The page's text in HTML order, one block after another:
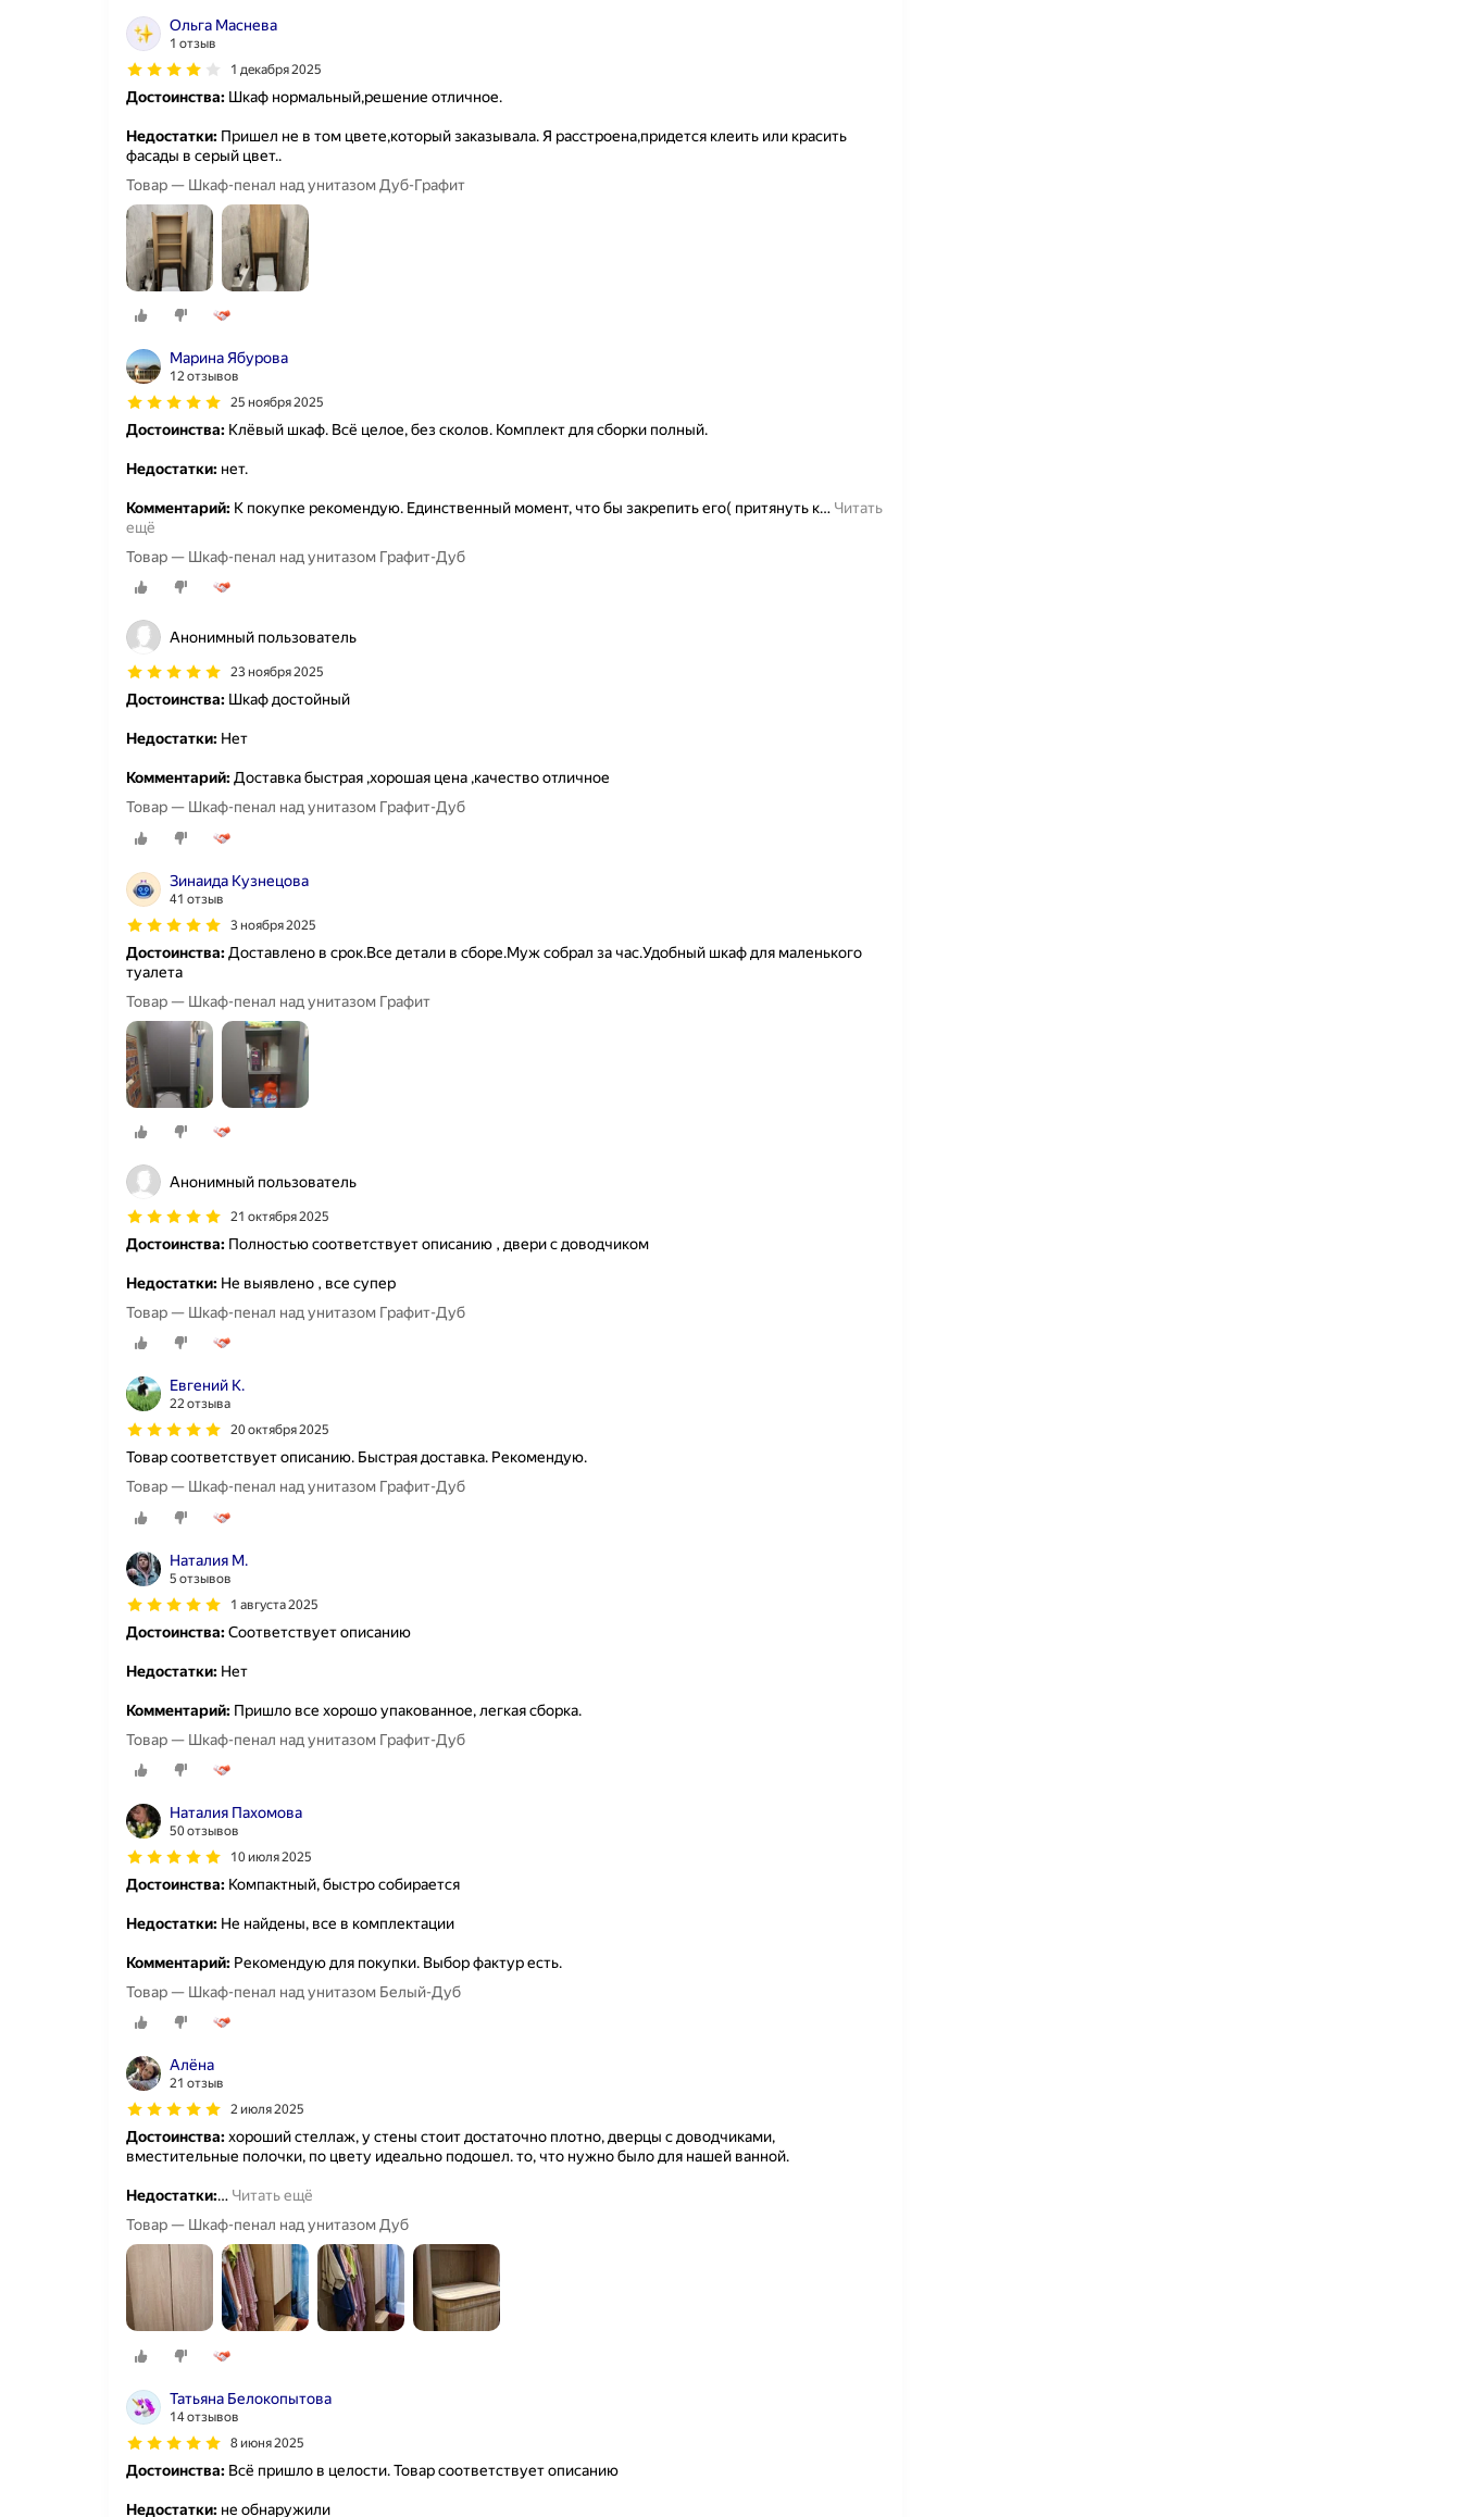
Ольга Маснева
1 отзыв
1 декабря 2025
Достоинства: Шкаф нормальный,решение отличное.
Недостатки: Пришел не в том цвете,который заказывала. Я расстроена,придется клеить или красить
фасады в серый цвет..
Товар — Шкаф-пенал над унитазом Дуб-Графит
Марина Ябурова
12 отзывов
25 ноября 2025
Достоинства: Клёвый шкаф. Всё целое, без сколов. Комплект для сборки полный.
Недостатки: нет.
Комментарий: К покупке рекомендую. Единственный момент, что бы закрепить его( притянуть к… Читать
ещё
Товар — Шкаф-пенал над унитазом Графит-Дуб
Анонимный пользователь
23 ноября 2025
Достоинства: Шкаф достойный
Недостатки: Нет
Комментарий:Доставка быстрая ,хорошая цена ,качество отличное
Товар — Шкаф-пенал над унитазом Графит-Дуб
Зинаида Кузнецова
41 отзыв
3 ноября 2025
Достоинства:Доставлено в срок.Все детали в сборе.Муж собрал за час.Удобный шкаф для маленького
туалета
Товар — Шкаф-пенал над унитазом Графит
Анонимный пользователь
21 октября 2025
Достоинства: Полностью соответствует описанию , двери с доводчиком
Недостатки: Не выявлено , все супер
Товар — Шкаф-пенал над унитазом Графит-Дуб
Евгений К.
22 отзыва
20 октября 2025
Товар соответствует описанию. Быстрая доставка. Рекомендую.
Товар — Шкаф-пенал над унитазом Графит-Дуб
Наталия М.
5 отзывов
1 августа 2025
Достоинства:Соответствует описанию
Недостатки: Нет
Комментарий: Пришло все хорошо упакованное, легкая сборка.
Товар — Шкаф-пенал над унитазом Графит-Дуб
Наталия Пахомова
50 отзывов
10 июля 2025
Достоинства: Компактный, быстро собирается
Недостатки: Не найдены, все в комплектации
Комментарий: Рекомендую для покупки. Выбор фактур есть.
Товар — Шкаф-пенал над унитазом Белый-Дуб
Алёна
21 отзыв
2 июля 2025
Достоинства:хороший стеллаж, у стены стоит достаточно плотно, дверцы с доводчиками,
вместительные полочки, по цвету идеально подошел. то, что нужно было для нашей ванной.
Недостатки:… Читать ещё
Товар — Шкаф-пенал над унитазом Дуб
Татьяна Белокопытова
14 отзывов
8 июня 2025
Достоинства: Всё пришло в целости. Товар соответствует описанию
Недостатки: не обнаружили